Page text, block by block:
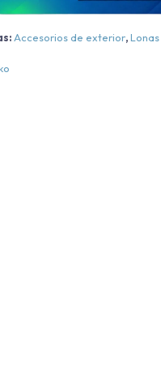
Accesorios de exterior,